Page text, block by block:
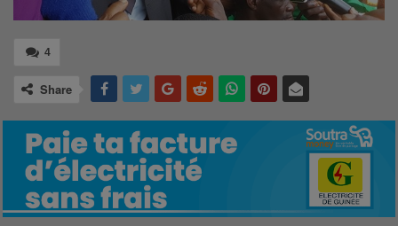
4
Share